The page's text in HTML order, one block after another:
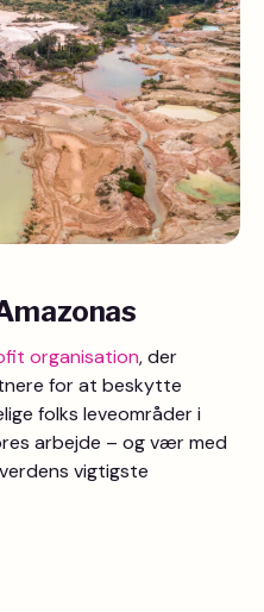
organisation, der
for at beskytte
folks leveområder i
arbejde – og vær med
vigtigste